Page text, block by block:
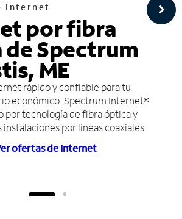
Internet
por fibra
Spectrum
ME
rápido y confiable para tu
económico. Spectrum Internet®
por tecnología de fibra óptica y
instalaciones por líneas coaxiales.
ofertas de Internet